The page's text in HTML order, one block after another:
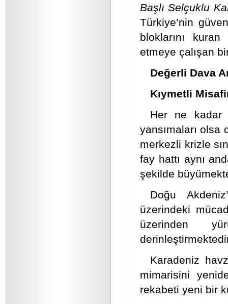
Başlı Selçuklu
Türkiye’nin
bloklarını
etmeye çalışan
Değerli Dava
Kıymetli
Her ne kadar
yansımaları
merkezli krizle
fay hattı aynı
şekilde
Doğu
üzerindeki
üzerinden
Karadeniz
mimarisini
rekabeti yeni bir